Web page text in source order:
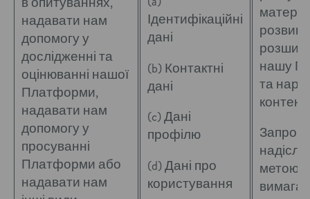
надавати нам
допомогу у
дослідженні та
оцінюванні нашої
Платформи,
надавати нам
допомогу у
просуванні
Платформи або
надавати нам
Ідентифікаційні
дані
(b) Контактні
дані
(c) Дані
профілю
(d) Дані про
користування
нашу
та
метою,